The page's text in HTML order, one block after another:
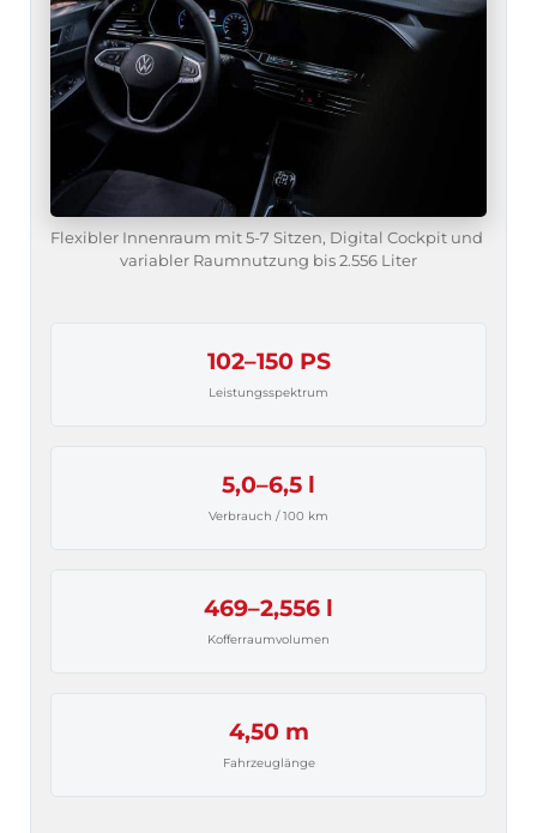
Flexibler Innenraum mit 5-7 Sitzen, Digital Cockpit und
variabler Raumnutzung bis 2.556 Liter
102–150 PS
Leistungsspektrum
5,0–6,5 l
Verbrauch / 100 km
469–2,556 l
Kofferraumvolumen
4,50 m
Fahrzeuglänge